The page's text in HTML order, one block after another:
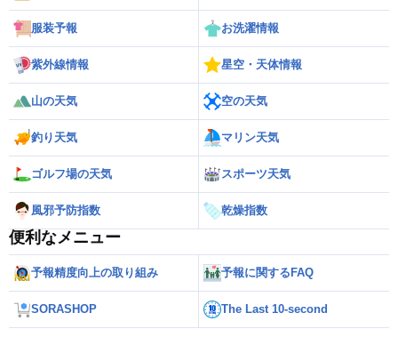
服装予報 お洗濯情報
紫外線情報 星空・天体情報
山の天気 空の天気
釣り天気 マリン天気
ゴルフ場の天気 スポーツ天気
風邪予防指数 乾燥指数
便利なメニュー
予報精度向上の取り組み 予報に関するFAQ
SORASHOP The Last 10-second